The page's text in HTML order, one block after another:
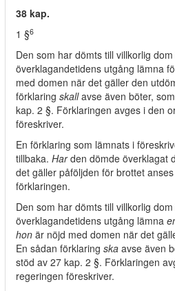
38 kap.
1 §6
Den som har dömts till villkorlig
överklagandetidens utgång lämna
med domen när det gäller den
förklaring skallavse även böter, som
kap. 2 §. Förklaringen avges i den
föreskriver.
En förklaring som lämnats i
tillbaka. Harden dömde överklagat
det gäller påföljden för brottet
förklaringen.
Den som har dömts till villkorlig
överklagandetidens utgång lämna
hon är nöjd med domen när det
En sådan förklaring ska avse även
stöd av 27 kap. 2 §. Förklaringen
regeringen föreskriver.